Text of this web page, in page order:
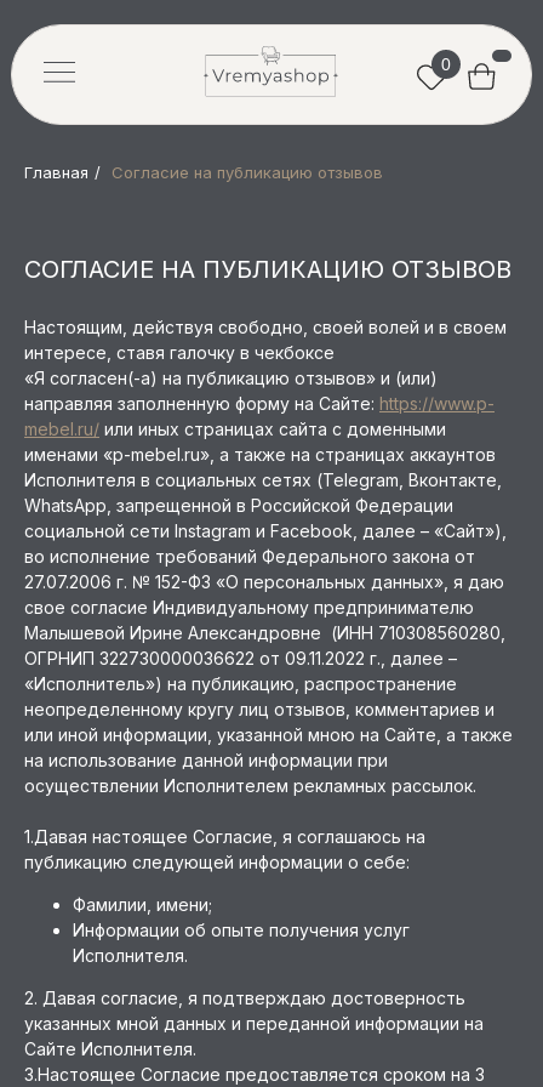
Главная / Согласие на публикацию отзывов
СОГЛАСИЕ НА ПУБЛИКАЦИЮ ОТЗЫВОВ
Настоящим, действуя свободно, своей волей и в своем
интересе, ставя галочку в чекбоксе
«Я согласен(-а) на публикацию отзывов» и (или)
направляя заполненную форму на Сайте: https://www.p-
mebel.ru/ или иных страницах сайта с доменными
именами «p-mebel.ru», а также на страницах аккаунтов
Исполнителя в социальных сетях (Telegram, Вконтакте,
WhatsApp, запрещенной в Российской Федерации
социальной сети Instagram и Facebook, далее – «Сайт»),
во исполнение требований Федерального закона от
27.07.2006 г. № 152-ФЗ «О персональных данных», я даю
свое согласие Индивидуальному предпринимателю
Малышевой Ирине Александровне (ИНН 710308560280,
ОГРНИП 322730000036622 от 09.11.2022 г., далее –
«Исполнитель») на публикацию, распространение
неопределенному кругу лиц отзывов, комментариев и
или иной информации, указанной мною на Сайте, а также
на использование данной информации при
осуществлении Исполнителем рекламных рассылок.
1.Давая настоящее Согласие, я соглашаюсь на
публикацию следующей информации о себе:
Фамилии, имени;
Информации об опыте получения услуг
Исполнителя.
2. Давая согласие, я подтверждаю достоверность
указанных мной данных и переданной информации на
Сайте Исполнителя.
3.Настоящее Согласие предоставляется сроком на 3